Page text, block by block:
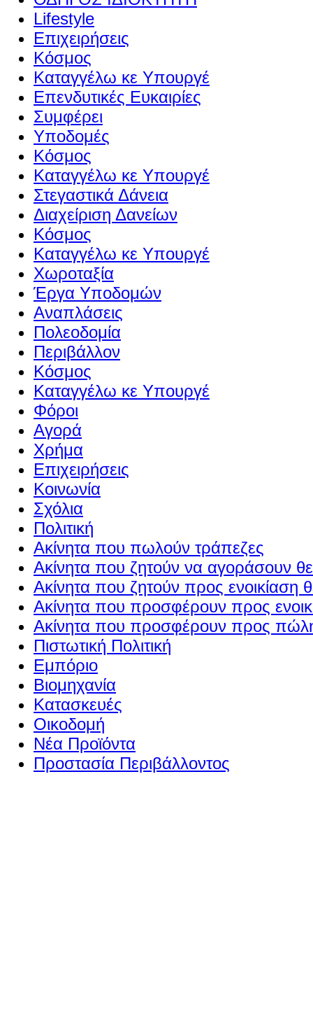
Lifestyle
Επιχειρήσεις
Κόσμος
Καταγγέλω κε Υπουργέ
Επενδυτικές Ευκαιρίες
Συμφέρει
Υποδομές
Κόσμος
Καταγγέλω κε Υπουργέ
Στεγαστικά Δάνεια
Διαχείριση Δανείων
Κόσμος
Καταγγέλω κε Υπουργέ
Χωροταξία
Έργα Υποδομών
Αναπλάσεις
Πολεοδομία
Περιβάλλον
Κόσμος
Καταγγέλω κε Υπουργέ
Φόροι
Αγορά
Χρήμα
Επιχειρήσεις
Κοινωνία
Σχόλια
Πολιτική
Ακίνητα που πωλούν τράπεζες
Ακίνητα που ζητούν να αγοράσουν
Ακίνητα που ζητούν προς ενοικίαση
Ακίνητα που προσφέρουν προς
Ακίνητα που προσφέρουν προς
Πιστωτική Πολιτική
Εμπόριο
Βιομηχανία
Κατασκευές
Οικοδομή
Νέα Προϊόντα
Προστασία Περιβάλλοντος